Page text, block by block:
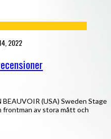
2022
(USA) Sweden Stage
frontman av stora mått och